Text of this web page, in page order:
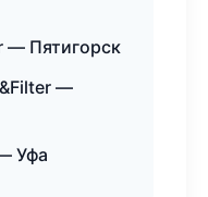
— Пятигорск
—
Уфа